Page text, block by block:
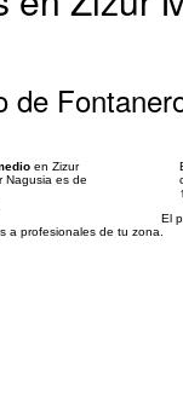
de
en Zizur
Nagusia es de
↑
El
a profesionales de tu zona.